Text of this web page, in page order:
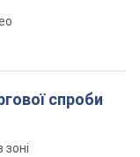
спроби